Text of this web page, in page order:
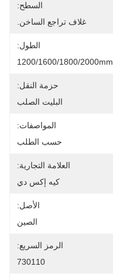
السطح:
غلاف تراجع الساخن.
الطول:
1200/1600/1800/2000mm
حزمة النقل:
البليت الصلب
المواصفات:
حسب الطلب
العلامة التجارية:
كيه إكس دي
الأصل:
الصين
الرمز السريع:
730110